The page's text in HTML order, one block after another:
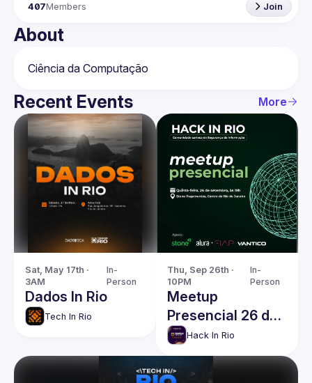
407Members Join
About
Recent Events More
Sat, May 17th ·
3AM
In-
Person
Dados In Rio
Tech In Rio
Thu, Sep 26th ·
10PM
In-
Person
Meetup
Presencial 26 de
Setembro - Hack
In Rio
Hack In Rio